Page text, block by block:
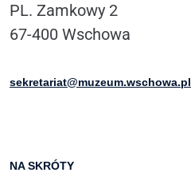
PL. Zamkowy 2
67-400 Wschowa
sekretariat@muzeum.wschowa.pl
NA SKRÓTY